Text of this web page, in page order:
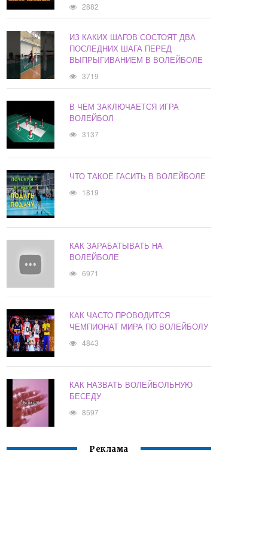
2882
ИЗ КАКИХ ШАГОВ СОСТОЯТ ДВА
ПОСЛЕДНИХ ШАГА ПЕРЕД
ВЫПРЫГИВАНИЕМ В ВОЛЕЙБОЛЕ
3719
В ЧЕМ ЗАКЛЮЧАЕТСЯ ИГРА
ВОЛЕЙБОЛ
3137
ЧТО ТАКОЕ ГАСИТЬ В ВОЛЕЙБОЛЕ
1819
КАК ЗАРАБАТЫВАТЬ НА
ВОЛЕЙБОЛЕ
6971
КАК ЧАСТО ПРОВОДИТСЯ
ЧЕМПИОНАТ МИРА ПО ВОЛЕЙБОЛУ
4843
КАК НАЗВАТЬ ВОЛЕЙБОЛЬНУЮ
БЕСЕДУ
8597
Реклама